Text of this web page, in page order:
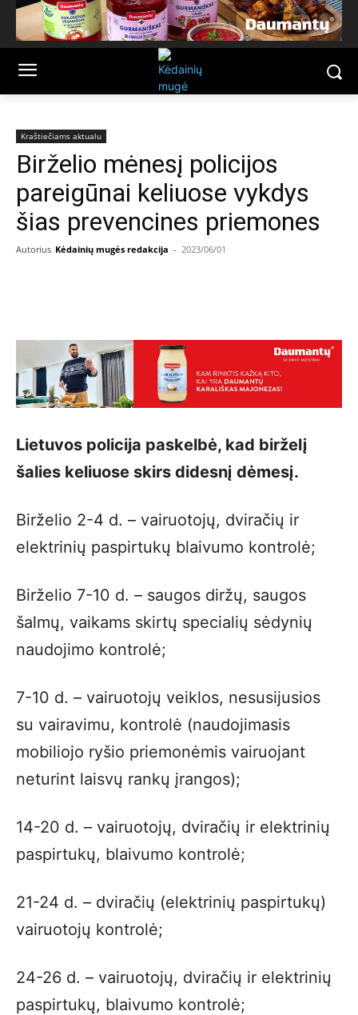
Kraštiečiams aktualu
Birželio mėnesį policijos
pareigūnai keliuose vykdys
šias prevencines priemones
Autorius Kėdainių mugės redakcija - 2023/06/01
Lietuvos policija paskelbė, kad birželį
šalies keliuose skirs didesnį dėmesį.
Birželio 2-4 d. – vairuotojų, dviračių ir
elektrinių paspirtukų blaivumo kontrolė;
Birželio 7-10 d. – saugos diržų, saugos
šalmų, vaikams skirtų specialių sėdynių
naudojimo kontrolė;
7-10 d. – vairuotojų veiklos, nesusijusios
su vairavimu, kontrolė (naudojimasis
mobiliojo ryšio priemonėmis vairuojant
neturint laisvų rankų įrangos);
14-20 d. – vairuotojų, dviračių ir elektrinių
paspirtukų, blaivumo kontrolė;
21-24 d. – dviračių (elektrinių paspirtukų)
vairuotojų kontrolė;
24-26 d. – vairuotojų, dviračių ir elektrinių
paspirtukų, blaivumo kontrolė;